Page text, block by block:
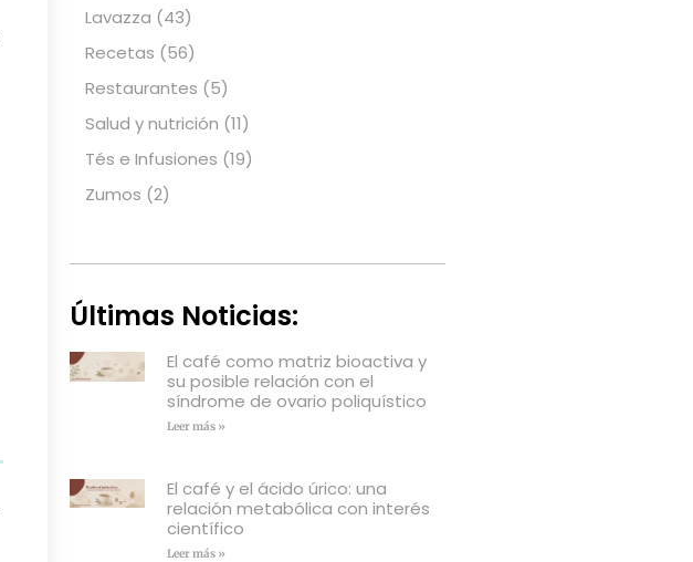
Lavazza (43)
Recetas (56)
Restaurantes (5)
Salud y nutrición (11)
Tés e Infusiones (19)
Zumos (2)
Últimas Noticias:
El café como matriz bioactiva y
su posible relación con el
síndrome de ovario poliquístico
Leer más »
El café y el ácido úrico: una
relación metabólica con interés
científico
Leer más »